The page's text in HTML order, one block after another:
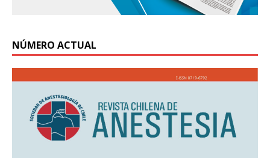
NÚMERO ACTUAL